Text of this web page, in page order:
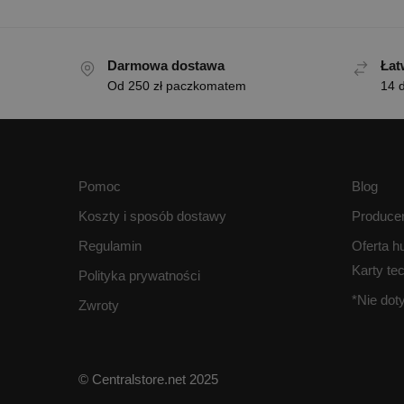
Darmowa dostawa
Od 250 zł paczkomatem 14
Pomoc
Koszty i sposób dostawy
Regulamin
Polityka prywatności
Zwroty
Blog
Oferta
Karty
*Nie
© Centralstore.net 2025